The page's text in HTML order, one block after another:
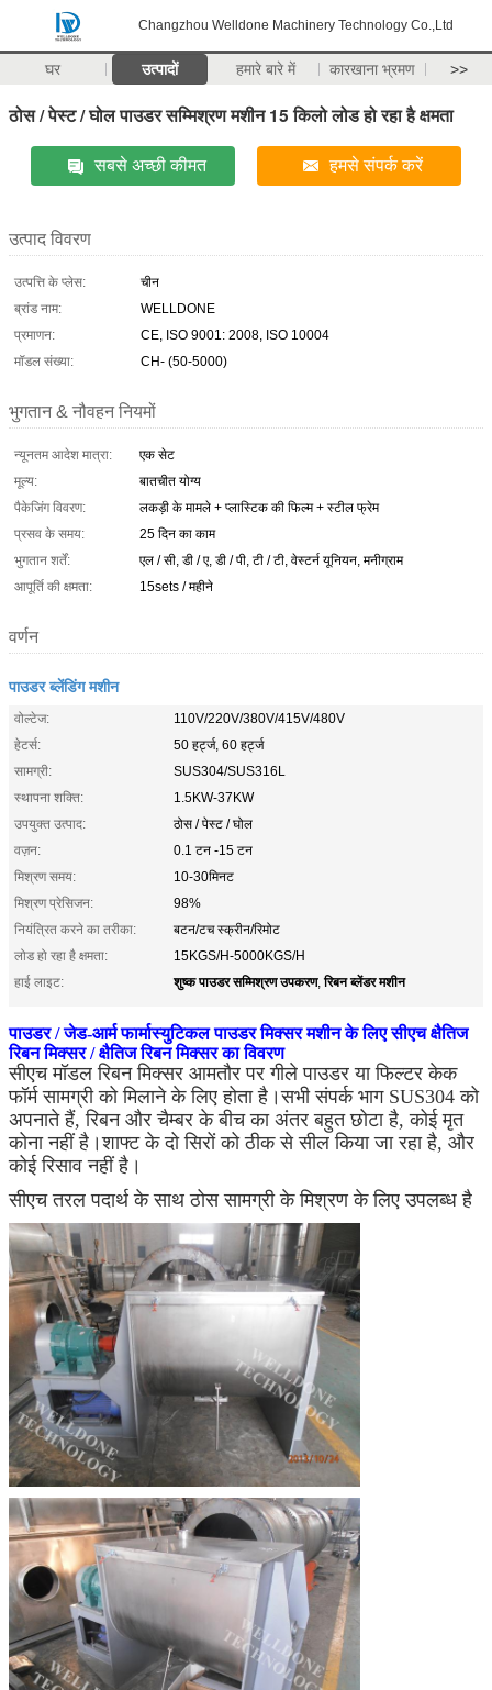
Changzhou Welldone Machinery Technology Co.,Ltd
घर उत्पादों हमारे बारे में कारखाना भ्रमण >>
ठोस / पेस्ट / घोल पाउडर सम्मिश्रण मशीन 15 किलो लोड हो रहा है क्षमता
सबसे अच्छी कीमत हमसे संपर्क करें
उत्पाद विवरण
उत्पत्ति के प्लेस:
चीन
ब्रांड नाम:
WELLDONE
प्रमाणन:
CE, ISO 9001: 2008, ISO 10004
मॉडल संख्या:
CH- (50-5000)
भुगतान & नौवहन नियमों
न्यूनतम आदेश मात्रा:
एक सेट
मूल्य:
बातचीत योग्य
पैकेजिंग विवरण:
लकड़ी के मामले + प्लास्टिक की फिल्म + स्टील फ्रेम
प्रसव के समय:
25 दिन का काम
भुगतान शर्तें:
एल / सी, डी / ए, डी / पी, टी / टी, वेस्टर्न यूनियन, मनीग्राम
आपूर्ति की क्षमता:
15sets / महीने
वर्णन
पाउडर ब्लेंडिंग मशीन
वोल्टेज:
110V/220V/380V/415V/480V
हेटर्स:
50 हर्ट्ज, 60 हर्ट्ज
सामग्री:
SUS304/SUS316L
स्थापना शक्ति:
1.5KW-37KW
उपयुक्त उत्पाद:
ठोस / पेस्ट / घोल
वज़न:
0.1 टन -15 टन
मिश्रण समय:
10-30मिनट
मिश्रण प्रेसिजन:
98%
नियंत्रित करने का तरीका:
बटन/टच स्क्रीन/रिमोट
लोड हो रहा है क्षमता:
15KGS/H-5000KGS/H
हाई लाइट:
शुष्क पाउडर सम्मिश्रण उपकरण,रिबन ब्लेंडर मशीन
पाउडर / जेड-आर्म फार्मास्युटिकल पाउडर मिक्सर मशीन के लिए सीएच क्षैतिज
रिबन मिक्सर / क्षैतिज रिबन मिक्सर का विवरण
सीएच मॉडल रिबन मिक्सर आमतौर पर गीले पाउडर या फिल्टर केक
फॉर्म सामग्री को मिलाने के लिए होता है।सभी संपर्क भाग SUS304 को
अपनाते हैं, रिबन और चैम्बर के बीच का अंतर बहुत छोटा है, कोई मृत
कोना नहीं है।शाफ्ट के दो सिरों को ठीक से सील किया जा रहा है, और
कोई रिसाव नहीं है।
सीएच तरल पदार्थ के साथ ठोस सामग्री के मिश्रण के लिए उपलब्ध है